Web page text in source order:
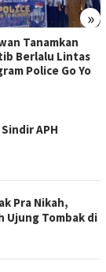
»
Tanamkan
Berlalu Lintas
Police Go Yo
APH
Pra Nikah,
Ujung Tombak di